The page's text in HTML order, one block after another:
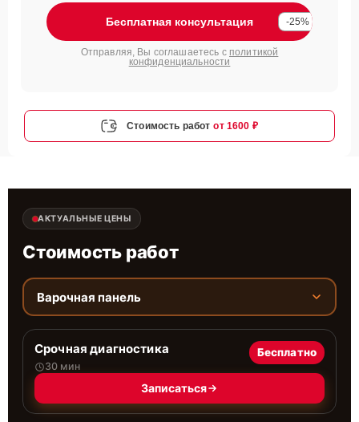
Бесплатная консультация -25%
Отправляя, Вы соглашаетесь с политикой
конфиденциальности
Стоимость работ от 1600 ₽
АКТУАЛЬНЫЕ ЦЕНЫ
Стоимость работ
Варочная панель
Срочная диагностика
30 мин
Бесплатно
Записаться